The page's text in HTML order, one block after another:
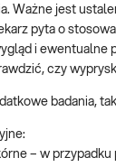
Ważne jest
pyta o
i ewentualne
czy
badania,
– w